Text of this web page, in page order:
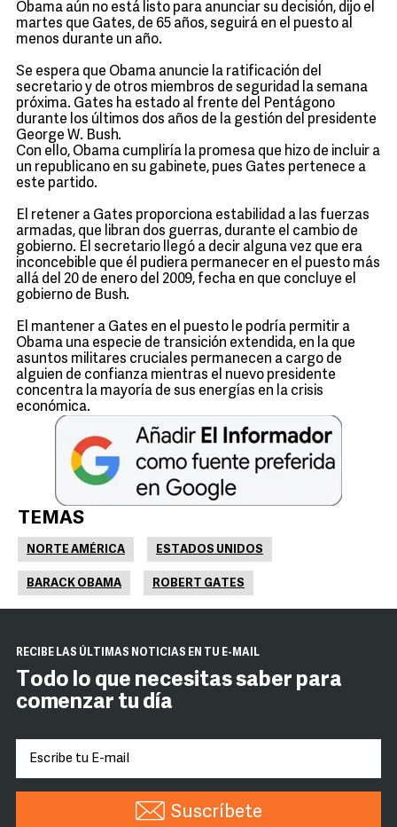
Obama aún no está listo para anunciar su decisión, dijo el
martes que Gates, de 65 años, seguirá en el puesto al
menos durante un año.
Se espera que Obama anuncie la ratificación del
secretario y de otros miembros de seguridad la semana
próxima. Gates ha estado al frente del Pentágono
durante los últimos dos años de la gestión del presidente
George W. Bush.
Con ello, Obama cumpliría la promesa que hizo de incluir a
un republicano en su gabinete, pues Gates pertenece a
este partido.
El retener a Gates proporciona estabilidad a las fuerzas
armadas, que libran dos guerras, durante el cambio de
gobierno. El secretario llegó a decir alguna vez que era
inconcebible que él pudiera permanecer en el puesto más
allá del 20 de enero del 2009, fecha en que concluye el
gobierno de Bush.
El mantener a Gates en el puesto le podría permitir a
Obama una especie de transición extendida, en la que
asuntos militares cruciales permanecen a cargo de
alguien de confianza mientras el nuevo presidente
concentra la mayoría de sus energías en la crisis
económica.
TEMAS
NORTE AMÉRICA ESTADOS UNIDOS
BARACK OBAMA ROBERT GATES
RECIBE LAS ÚLTIMAS NOTICIAS EN TU E-MAIL
Todo lo que necesitas saber para
comenzar tu día
Suscríbete